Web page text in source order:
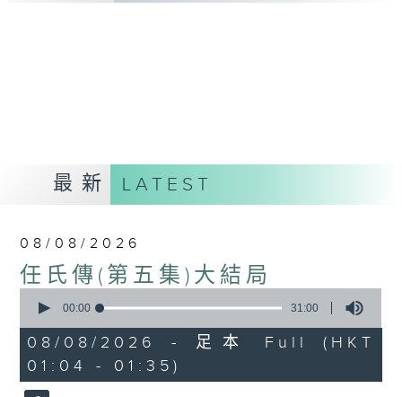
最新 LATEST
08/08/2026
任氏傳(第五集)大結局
seconds
31
minutes,
0
seconds
00:00 31:00
08/08/2026 - 足本 Full (HKT
01:04 - 01:35)